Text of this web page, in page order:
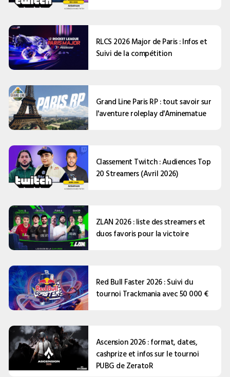
RLCS 2026 Major de Paris : Infos et
Suivi de la compétition
Grand Line Paris RP : tout savoir sur
l'aventure roleplay d'Aminematue
Classement Twitch : Audiences Top
20 Streamers (Avril 2026)
ZLAN 2026 : liste des streamers et
duos favoris pour la victoire
Red Bull Faster 2026 : Suivi du
tournoi Trackmania avec 50 000 €
Ascension 2026 : format, dates,
cashprize et infos sur le tournoi
PUBG de ZeratoR